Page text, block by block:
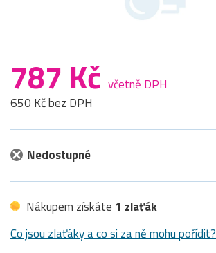
787 Kč včetně DPH
650 Kč bez DPH
Nedostupné
Nákupem získáte 1 zlaťák
Co jsou zlaťáky a co si za ně mohu pořídit?